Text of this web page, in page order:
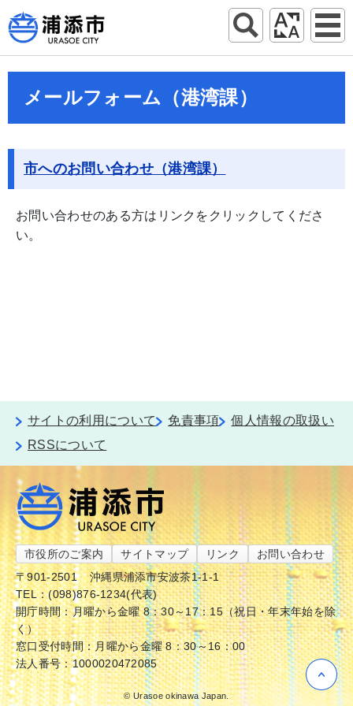
メールフォーム（港湾課）
市へのお問い合わせ（港湾課）
お問い合わせのある方はリンクをクリックしてくださ
い。
サイトの利用について 免責事項
個人情報の取扱い
RSSについて
市役所のご案内 サイトマップ リンク
お問い合わせ
〒901-2501
沖縄県浦添市安波茶1-1-1
TEL：(098)876-1234(代表)
開庁時間：月曜から金曜 8：30～17：15（祝日・年末年始を除
く）
窓口受付時間：月曜から金曜 8：30～16：00
法人番号：1000020472085
© Urasoe okinawa Japan.